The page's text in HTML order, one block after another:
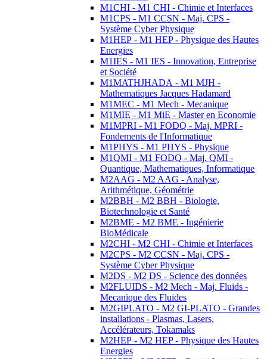
M1CHI - M1 CHI - Chimie et Interfaces
M1CPS - M1 CCSN - Maj. CPS -
Système Cyber Physique
M1HEP - M1 HEP - Physique des Hautes
Energies
M1IES - M1 IES - Innovation, Entreprise
et Société
M1MATHJHADA - M1 MJH -
Mathematiques Jacques Hadamard
M1MEC - M1 Mech - Mecanique
M1MIE - M1 MiE - Master en Economie
M1MPRI - M1 FODQ - Maj. MPRI -
Fondements de l'Informatique
M1PHYS - M1 PHYS - Physique
M1QMI - M1 FODQ - Maj. QMI -
Quantique, Mathematiques, Informatique
M2AAG - M2 AAG - Analyse,
Arithmétique, Géométrie
M2BBH - M2 BBH - Biologie,
Biotechnologie et Santé
M2BME - M2 BME - Ingénierie
BioMédicale
M2CHI - M2 CHI - Chimie et Interfaces
M2CPS - M2 CCSN - Maj. CPS -
Système Cyber Physique
M2DS - M2 DS - Science des données
M2FLUIDS - M2 Mech - Maj. Fluids -
Mecanique des Fluides
M2GIPLATO - M2 GI-PLATO - Grandes
installations - Plasmas, Lasers,
Accélérateurs, Tokamaks
M2HEP - M2 HEP - Physique des Hautes
Energies